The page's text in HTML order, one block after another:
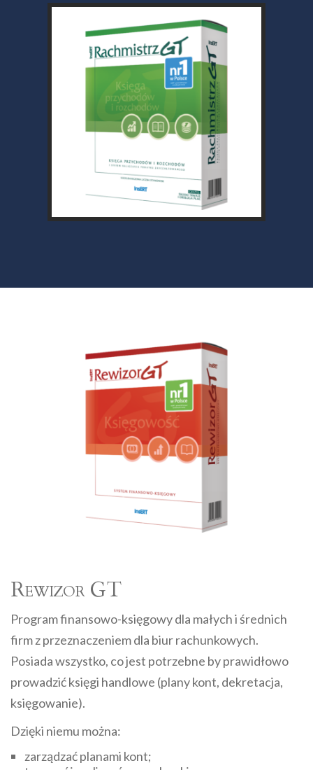
Rewizor GT
Program finansowo-księgowy dla małych i średnich
firm z przeznaczeniem dla biur rachunkowych.
Posiada wszystko, co jest potrzebne by prawidłowo
prowadzić księgi handlowe (plany kont, dekretacja,
księgowanie).
Dzięki niemu można:
zarządzać planami kont;